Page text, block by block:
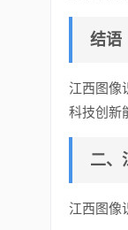
结语
江西图像
科技创新
二、
江西图像